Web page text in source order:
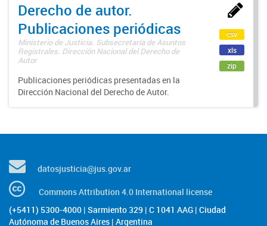
Derecho de autor.
Publicaciones periódicas
Ministerio de Justicia. Subsecretaría de Asuntos
Registrales. Dirección Nacional del Derecho de
Autor
Publicaciones periódicas presentadas en la
Dirección Nacional del Derecho de Autor.
csv
xls
zip
datosjusticia@jus.gov.ar
Commons Attribution 4.0 International license
(+5411) 5300-4000 | Sarmiento 329 | C 1041 AAG | Ciudad
Autónoma de Buenos Aires | Argentina